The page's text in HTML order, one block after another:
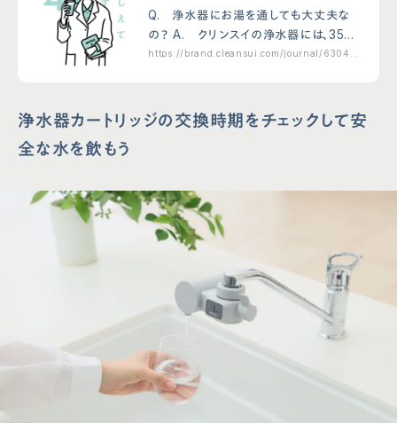
湯を通しても大丈夫なの？
Q. 浄水器にお湯を通しても大丈夫な
の？ A. クリンスイの浄水器には、35℃
以上の温水を通さないでください。活性
です。もし…
https://brand.cleansui.com/journal/6304.h
浄水器カートリッジの交換時期をチェックして安
全な水を飲もう